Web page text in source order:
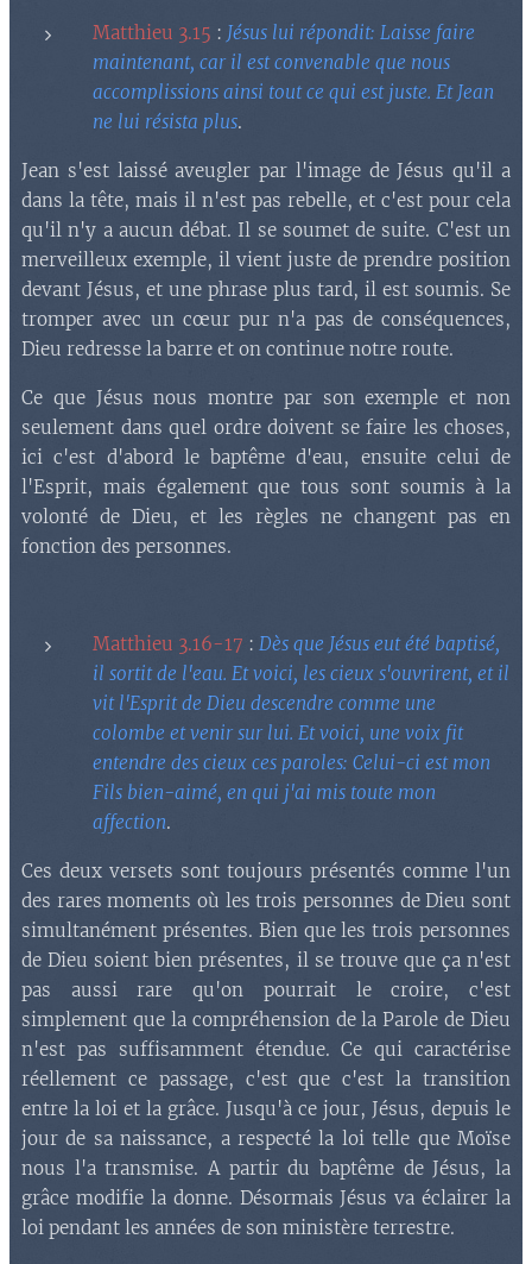
Matthieu 3.15 : Jésus lui répondit: Laisse faire
maintenant, car il est convenable que nous
accomplissions ainsi tout ce qui est juste. Et Jean
ne lui résista plus.
Jean s'est laissé aveugler par l'image de Jésus qu'il a
dans la tête, mais il n'est pas rebelle, et c'est pour cela
qu'il n'y a aucun débat. Il se soumet de suite. C'est un
merveilleux exemple, il vient juste de prendre position
devant Jésus, et une phrase plus tard, il est soumis. Se
tromper avec un cœur pur n'a pas de conséquences,
Dieu redresse la barre et on continue notre route.
Ce que Jésus nous montre par son exemple et non
seulement dans quel ordre doivent se faire les choses,
ici c'est d'abord le baptême d'eau, ensuite celui de
l'Esprit, mais également que tous sont soumis à la
volonté de Dieu, et les règles ne changent pas en
fonction des personnes.
Matthieu 3.16-17 : Dès que Jésus eut été baptisé,
il sortit de l'eau. Et voici, les cieux s'ouvrirent, et il
vit l'Esprit de Dieu descendre comme une
colombe et venir sur lui. Et voici, une voix fit
entendre des cieux ces paroles: Celui-ci est mon
Fils bien-aimé, en qui j'ai mis toute mon
affection.
Ces deux versets sont toujours présentés comme l'un
des rares moments où les trois personnes de Dieu sont
simultanément présentes. Bien que les trois personnes
de Dieu soient bien présentes, il se trouve que ça n'est
pas aussi rare qu'on pourrait le croire, c'est
simplement que la compréhension de la Parole de Dieu
n'est pas suffisamment étendue. Ce qui caractérise
réellement ce passage, c'est que c'est la transition
entre la loi et la grâce. Jusqu'à ce jour, Jésus, depuis le
jour de sa naissance, a respecté la loi telle que Moïse
nous l'a transmise. A partir du baptême de Jésus, la
grâce modifie la donne. Désormais Jésus va éclairer la
loi pendant les années de son ministère terrestre.